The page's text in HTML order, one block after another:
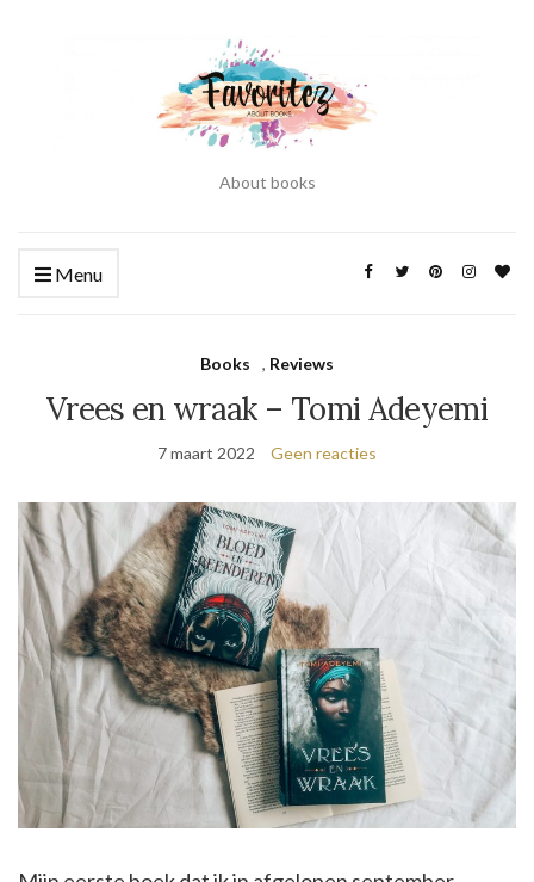
About books
Menu
Books , Reviews
Vrees en wraak – Tomi Adeyemi
7 maart 2022 Geen reacties